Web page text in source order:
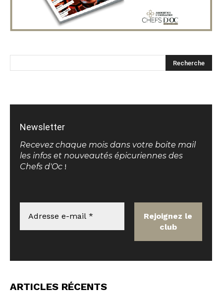
Newsletter
Recevez chaque mois dans votre boite mail
les infos et nouveautés épicuriennes des
Chefs d'Oc !
ARTICLES RÉCENTS